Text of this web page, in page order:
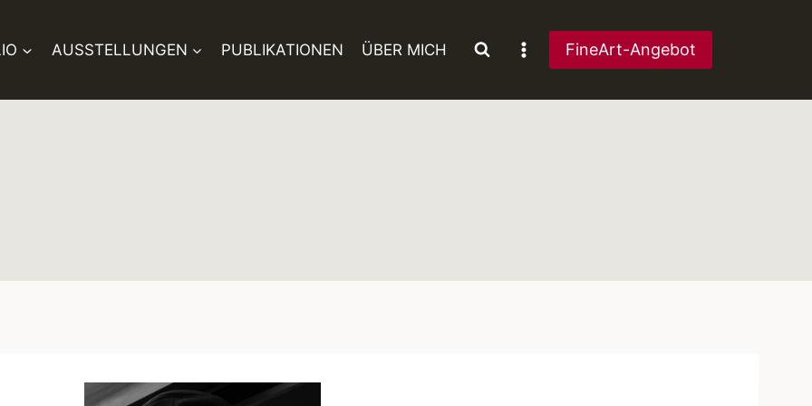
AUSSTELLUNGEN PUBLIKATIONEN ÜBER MICH FineArt-Angebot